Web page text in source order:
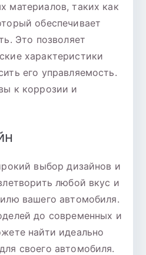
материалов, таких как
обеспечивает
Это позволяет
характеристики
его управляемость.
к коррозии и
выбор дизайнов и
любой вкус и
вашего автомобиля.
до современных и
найти идеально
своего автомобиля.